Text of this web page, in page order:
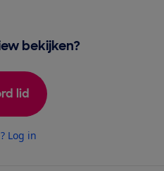
bekijken?
lid
Log in